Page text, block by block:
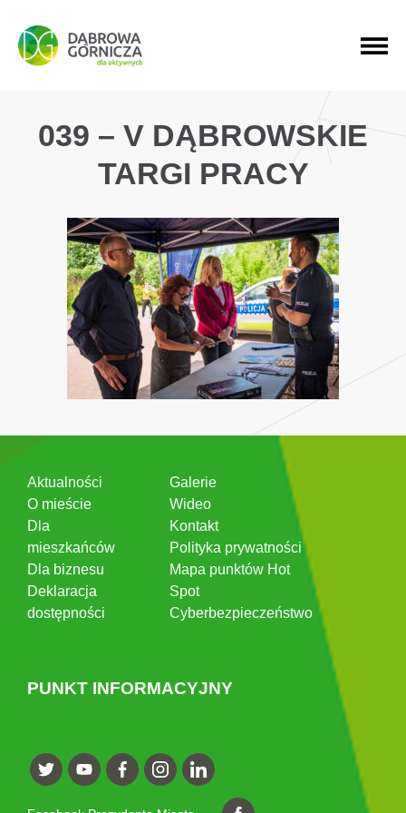
PRZEJDŹ DO MENU GŁÓWNEGO
PRZEJDŹ DO WYSZUKIWARKI
PRZEJDŹ DO TREŚCI
039 – V DĄBROWSKIE
TARGI PRACY
Aktualności
O mieście
Dla
mieszkańców
Dla biznesu
Deklaracja
dostępności
Galerie
Wideo
Kontakt
Polityka prywatności
Mapa punktów Hot
Spot
Cyberbezpieczeństwo
PUNKT INFORMACYJNY